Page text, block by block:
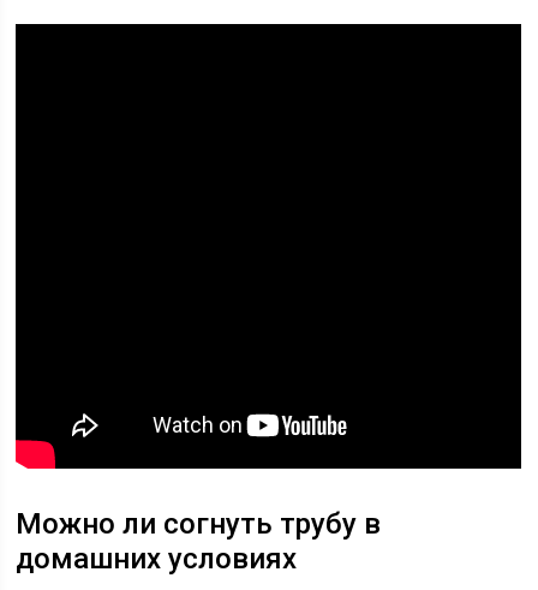
Можно ли согнуть трубу в
домашних условиях